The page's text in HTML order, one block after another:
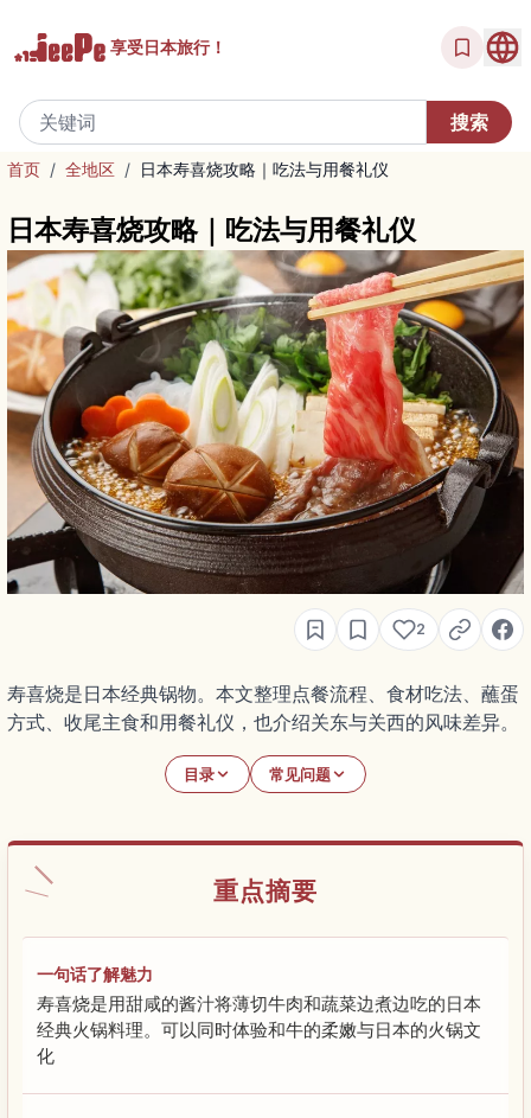
享受日本旅行！
首页 / 全地区 / 日本寿喜烧攻略｜吃法与用餐礼仪
日本寿喜烧攻略｜吃法与用餐礼仪
2
寿喜烧是日本经典锅物。本文整理点餐流程、食材吃法、蘸蛋
方式、收尾主食和用餐礼仪，也介绍关东与关西的风味差异。
目录 常见问题
重点摘要
一句话了解魅力
寿喜烧是用甜咸的酱汁将薄切牛肉和蔬菜边煮边吃的日本
经典火锅料理。可以同时体验和牛的柔嫩与日本的火锅文
化